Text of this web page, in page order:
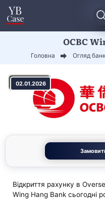
OCBC
Головна Огляд
02.01.2026
Відкриття рахунку в
Wing Hang Bank сьогодні